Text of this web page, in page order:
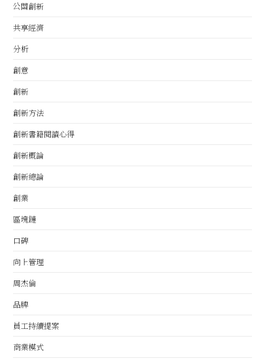
公關創新
共享經濟
分析
創意
創新
創新方法
創新書籍閱讀心得
創新概論
創新總論
創業
區塊鏈
口碑
向上管理
周杰倫
品牌
員工持續提案
商業模式